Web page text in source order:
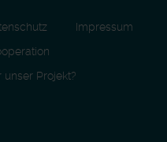
Impressum
Projekt?